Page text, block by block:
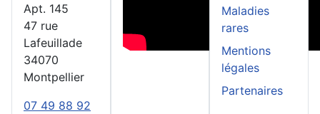
Apt. 145
47 rue
Lafeuillade
34070
Montpellier
07 49 88 92
Maladies
rares
Mentions
légales
Partenaires